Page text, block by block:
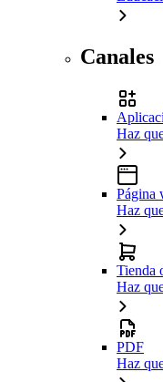
Canales
Haz
Página
Haz
Tienda
Haz
PDF
Haz